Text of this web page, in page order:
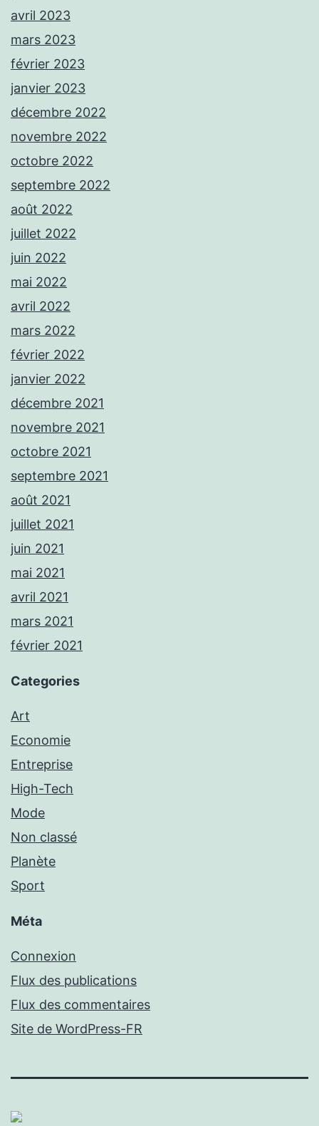
avril 2023
mars 2023
février 2023
janvier 2023
décembre 2022
novembre 2022
octobre 2022
septembre 2022
août 2022
juillet 2022
juin 2022
mai 2022
avril 2022
mars 2022
février 2022
janvier 2022
décembre 2021
novembre 2021
octobre 2021
septembre 2021
août 2021
juillet 2021
juin 2021
mai 2021
avril 2021
mars 2021
février 2021
Categories
Art
Economie
Entreprise
High-Tech
Mode
Non classé
Planète
Sport
Méta
Connexion
Flux des publications
Flux des commentaires
Site de WordPress-FR